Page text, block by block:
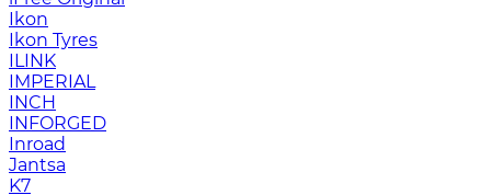
Ikon
Ikon Tyres
ILINK
IMPERIAL
INCH
INFORGED
Inroad
Jantsa
K7